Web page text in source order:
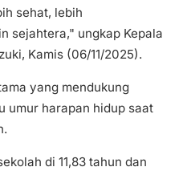
sehat, lebih
sejahtera," ungkap Kepala
Kamis (06/11/2025).
yang mendukung
umur harapan hidup saat
di 11,83 tahun dan